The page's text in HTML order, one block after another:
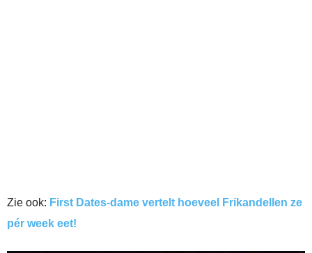
Zie ook: First Dates-dame vertelt hoeveel Frikandellen ze
pér week eet!